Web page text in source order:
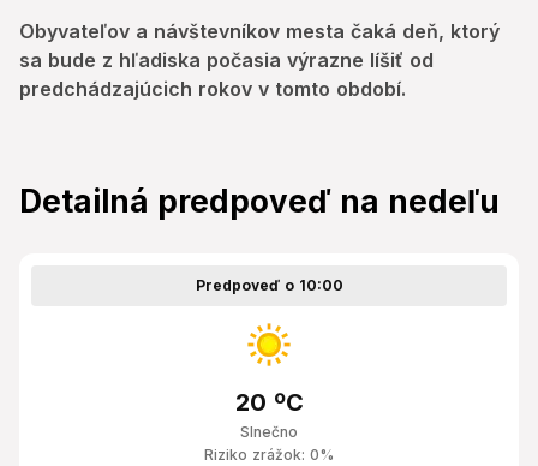
Obyvateľov a návštevníkov mesta čaká deň, ktorý
sa bude z hľadiska počasia výrazne líšiť od
predchádzajúcich rokov v tomto období.
Detailná predpoveď na nedeľu
Predpoveď o 10:00
Slnečno
20 ºC
Riziko zrážok: 0%